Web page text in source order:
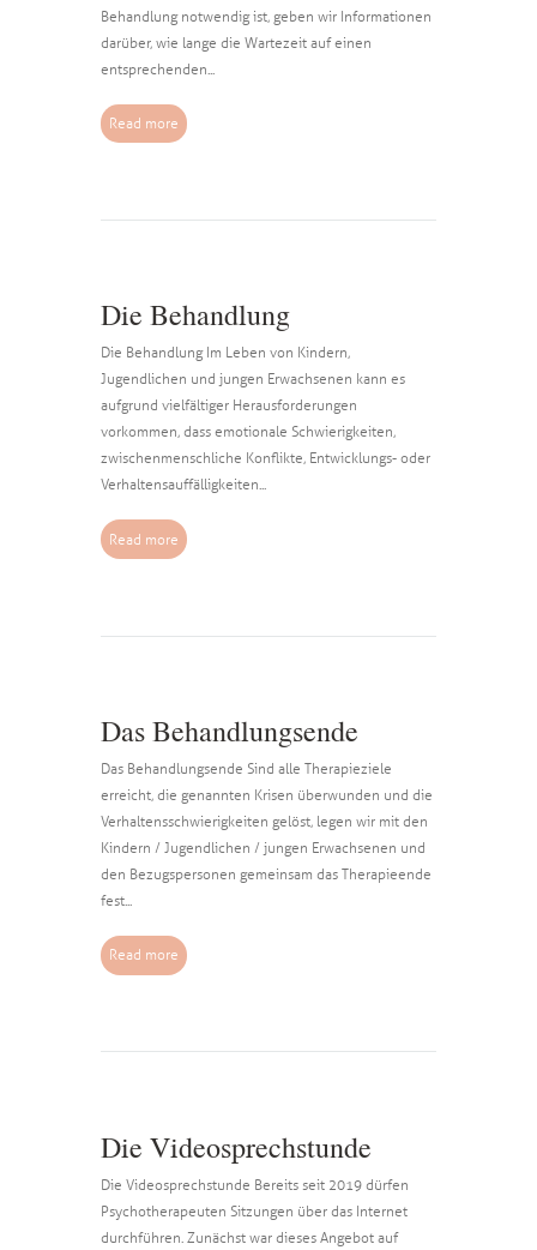
Behandlung notwendig ist, geben wir Informationen
darüber, wie lange die Wartezeit auf einen
entsprechenden...
Read more
Die Behandlung
Die Behandlung Im Leben von Kindern,
Jugendlichen und jungen Erwachsenen kann es
aufgrund vielfältiger Herausforderungen
vorkommen, dass emotionale Schwierigkeiten,
zwischenmenschliche Konflikte, Entwicklungs- oder
Verhaltensauffälligkeiten...
Read more
Das Behandlungsende
Das Behandlungsende Sind alle Therapieziele
erreicht, die genannten Krisen überwunden und die
Verhaltensschwierigkeiten gelöst, legen wir mit den
Kindern / Jugendlichen / jungen Erwachsenen und
den Bezugspersonen gemeinsam das Therapieende
fest...
Read more
Die Videosprechstunde
Die Videosprechstunde Bereits seit 2019 dürfen
Psychotherapeuten Sitzungen über das Internet
durchführen. Zunächst war dieses Angebot auf